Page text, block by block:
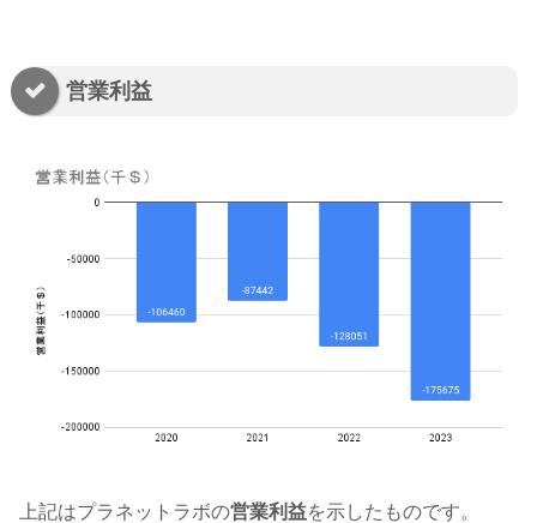
営業利益
上記はプラネットラボの営業利益を示したものです。